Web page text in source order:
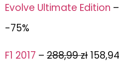
Evolve Ultimate Edition –
-75%
F1 2017 – 288,99 zł